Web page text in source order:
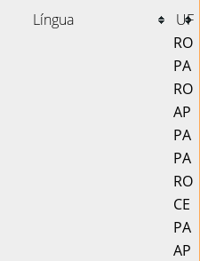
Língua
UF
RO
PA
RO
AP
PA
PA
RO
CE
PA
AP